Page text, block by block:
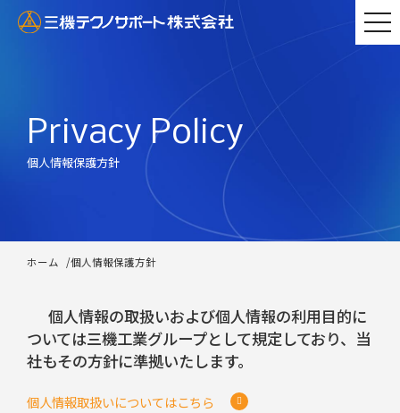
Privacy Policy
個人情報保護方針
ホーム /個人情報保護方針
個人情報の取扱いおよび個人情報の利用目的に
ついては三機工業グループとして規定しており、当
社もその方針に準拠いたします。
個人情報取扱いについてはこちら